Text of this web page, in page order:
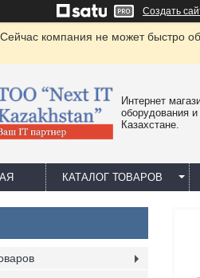
Создать
Сейчас компания не может быстро
Интернет
оборудования
Казахстане.
КАТАЛОГ ТОВАРОВ